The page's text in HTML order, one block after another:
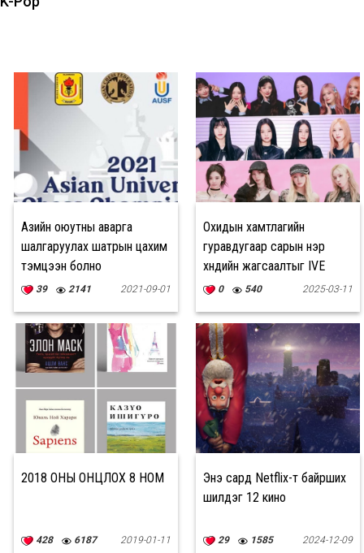
Азийн оюутны аварга
шалгаруулах шатрын цахим
тэмцээн болно
39 2141 2021-09-01
Охидын хамтлагийн
гуравдугаар сарын нэр
хүндийн жагсаалтыг IVE
тэргүүллээ
0 540 2025-03-11
2018 ОНЫ ОНЦЛОХ 8 НОМ
428 6187 2019-01-11
Энэ сард Netflix-т байрших
шилдэг 12 кино
29 1585 2024-12-09